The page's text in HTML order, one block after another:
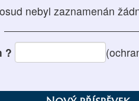
nebyl zaznamenán
?